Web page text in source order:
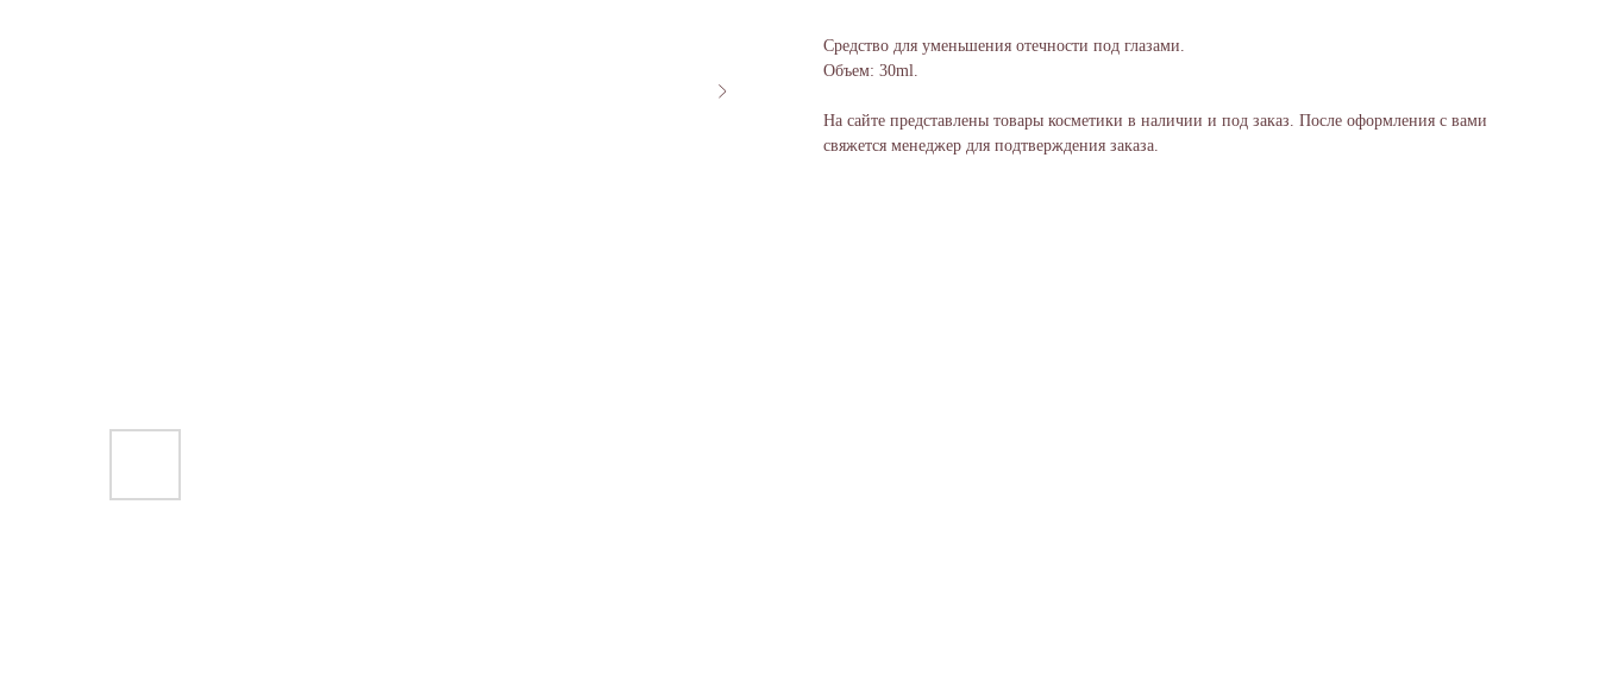
Средство для уменьшения отечности под глазами.
Объем: 30ml.
На сайте представлены товары косметики в наличии и под заказ. После оформления с вами
свяжется менеджер для подтверждения заказа.